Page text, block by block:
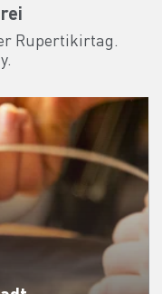
Rupertikirtag.